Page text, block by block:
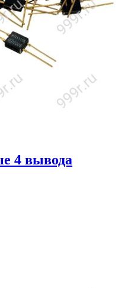
4 вывода